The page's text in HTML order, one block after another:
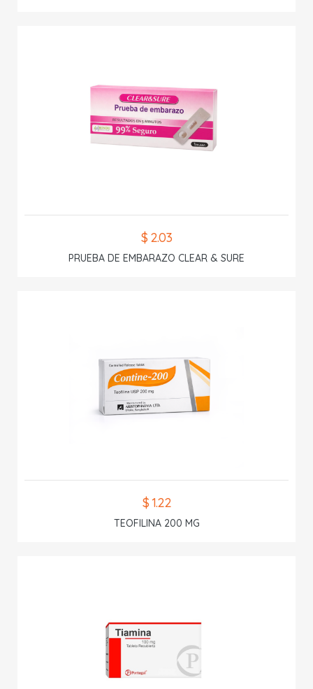
$ 2.03
PRUEBA DE EMBARAZO CLEAR & SURE
$ 1.22
TEOFILINA 200 MG